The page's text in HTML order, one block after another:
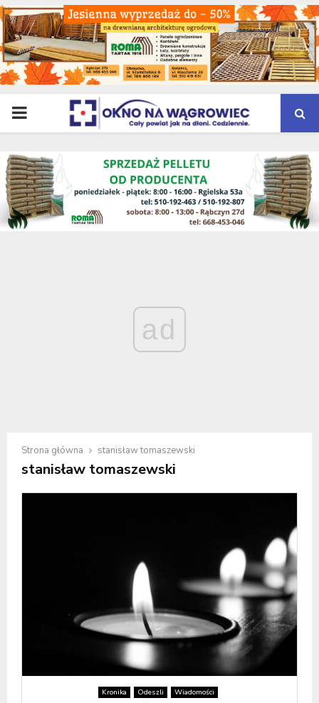
PRIMARY
MENU
ad
Strona główna stanisław tomaszewski
stanisław tomaszewski
Kronika Odeszli Wiadomości